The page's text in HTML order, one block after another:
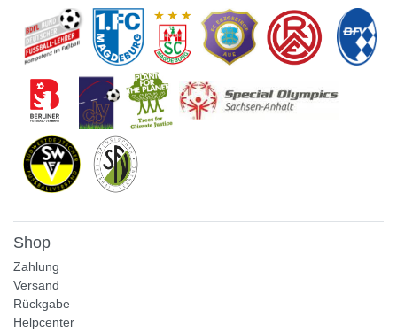
Shop
Zahlung
Versand
Rückgabe
Helpcenter